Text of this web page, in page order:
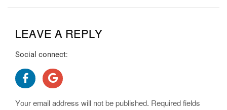
LEAVE A REPLY
Social connect:
Your email address will not be published. Required fields